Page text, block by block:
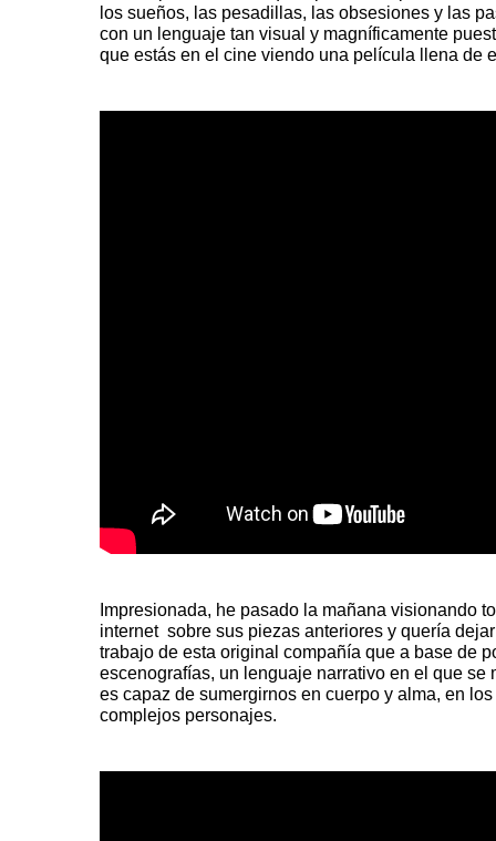
los sueños, las pesadillas, las obsesiones y las
con un lenguaje tan visual y magníficamente
que estás en el cine viendo una película llena de
Impresionada, he pasado la mañana visionando
internet sobre sus piezas anteriores y quería
trabajo de esta original compañía que a base de
escenografías, un lenguaje narrativo en el que se
es capaz de sumergirnos en cuerpo y alma, en
complejos personajes.